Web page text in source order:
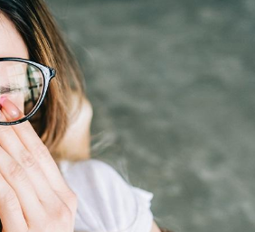
comprimé
se profile-t-
ventre
premiers
vacances ?